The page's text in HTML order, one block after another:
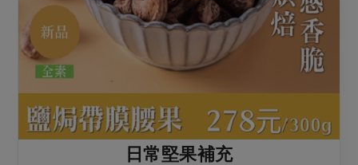
日常堅果補充